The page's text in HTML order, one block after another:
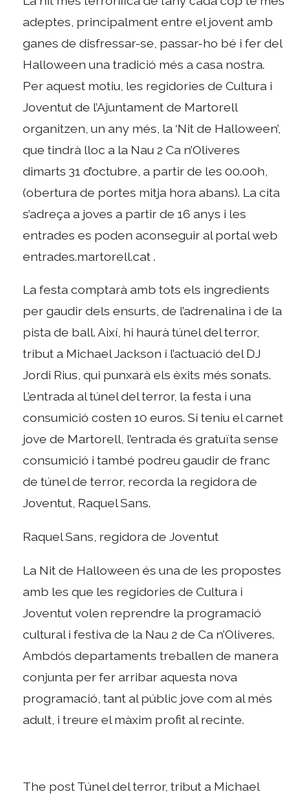
adeptes, principalment entre el jovent amb
ganes de disfressar-se, passar-ho bé i fer del
Halloween una tradició més a casa nostra.
Per aquest motiu, les regidories de Cultura i
Joventut de l’Ajuntament de Martorell
organitzen, un any més, la ‘Nit de Halloween’,
que tindrà lloc a la Nau 2 Ca n’Oliveres
dimarts 31 d’octubre, a partir de les 00.00h,
(obertura de portes mitja hora abans). La cita
s’adreça a joves a partir de 16 anys i les
entrades es poden aconseguir al portal web
entrades.martorell.cat .
La festa comptarà amb tots els ingredients
per gaudir dels ensurts, de l’adrenalina i de la
pista de ball. Així, hi haurà túnel del terror,
tribut a Michael Jackson i l’actuació del DJ
Jordi Rius, qui punxarà els èxits més sonats.
L’entrada al túnel del terror, la festa i una
consumició costen 10 euros. Si teniu el carnet
jove de Martorell, l’entrada és gratuïta sense
consumició i també podreu gaudir de franc
de túnel de terror, recorda la regidora de
Joventut, Raquel Sans.
Raquel Sans, regidora de Joventut
La Nit de Halloween és una de les propostes
amb les que les regidories de Cultura i
Joventut volen reprendre la programació
cultural i festiva de la Nau 2 de Ca n’Oliveres.
Ambdós departaments treballen de manera
conjunta per fer arribar aquesta nova
programació, tant al públic jove com al més
adult, i treure el màxim profit al recinte.
The post Túnel del terror, tribut a Michael